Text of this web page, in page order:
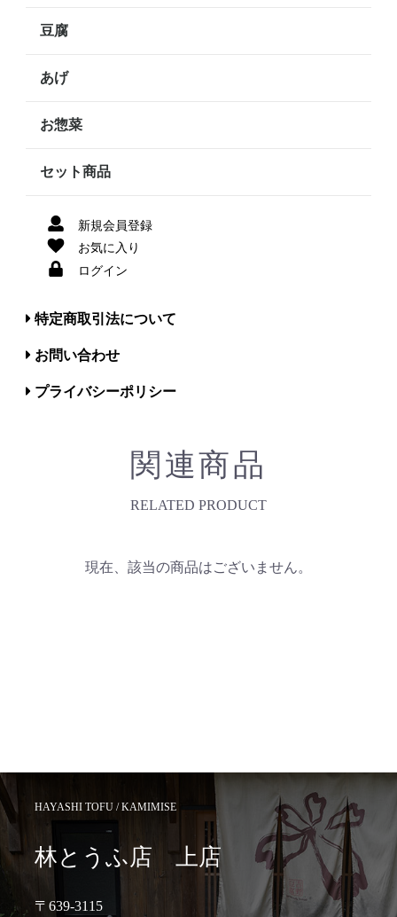
豆腐
あげ
お惣菜
セット商品
新規会員登録
お気に入り
ログイン
特定商取引法について
お問い合わせ
プライバシーポリシー
関連商品
RELATED PRODUCT
現在、該当の商品はございません。
HAYASHI TOFU / KAMIMISE
林とうふ店 上店
〒639-3115